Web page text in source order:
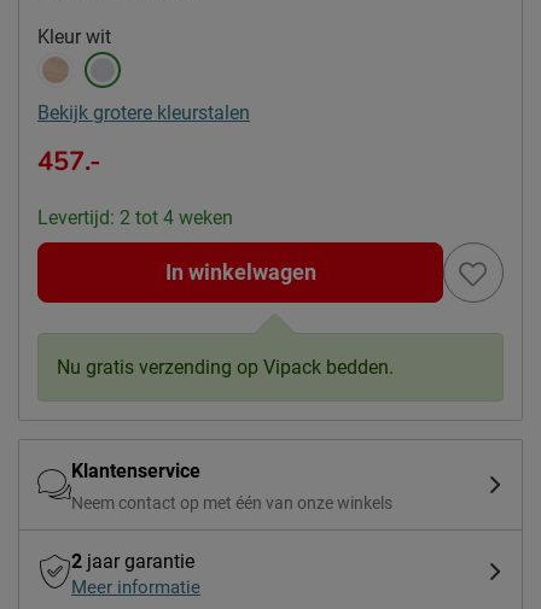
Kleur wit
Bekijk grotere kleurstalen
457.-
Levertijd: 2 tot 4 weken
In winkelwagen
Nu gratis verzending op Vipack bedden.
Klantenservice
Neem contact op met één van onze winkels
2 jaar garantie
Meer informatie